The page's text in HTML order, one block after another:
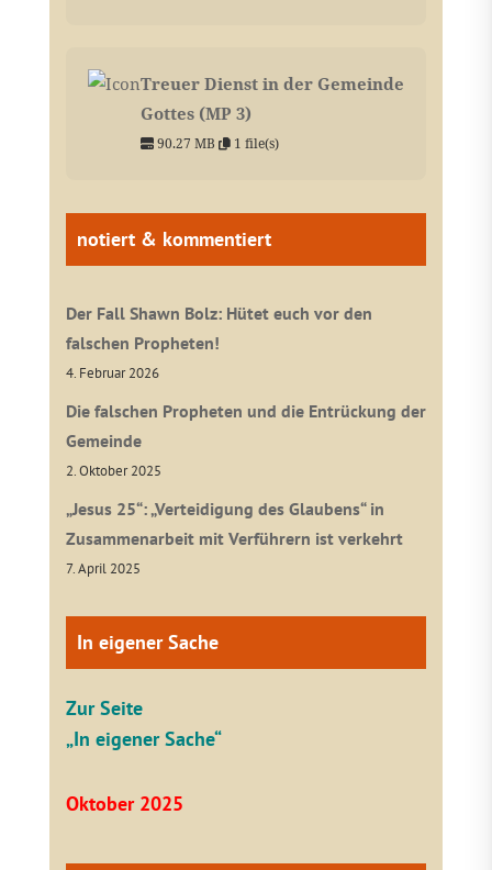
Treuer Dienst in der Gemeinde
Gottes (MP 3)
90.27 MB 1 file(s)
notiert & kommentiert
Der Fall Shawn Bolz: Hütet euch vor den
falschen Propheten!
4. Februar 2026
Die falschen Propheten und die Entrückung der
Gemeinde
2. Oktober 2025
„Jesus 25“: „Verteidigung des Glaubens“ in
Zusammenarbeit mit Verführern ist verkehrt
7. April 2025
In eigener Sache
Zur Seite
„In eigener Sache“
Oktober 2025